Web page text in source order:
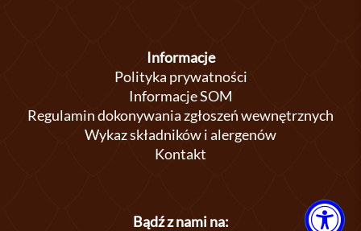
Informacje
Polityka prywatności
Informacje SOM
Regulamin dokonywania zgłoszeń wewnętrznych
Wykaz składników i alergenów
Kontakt
Bądź z nami na: